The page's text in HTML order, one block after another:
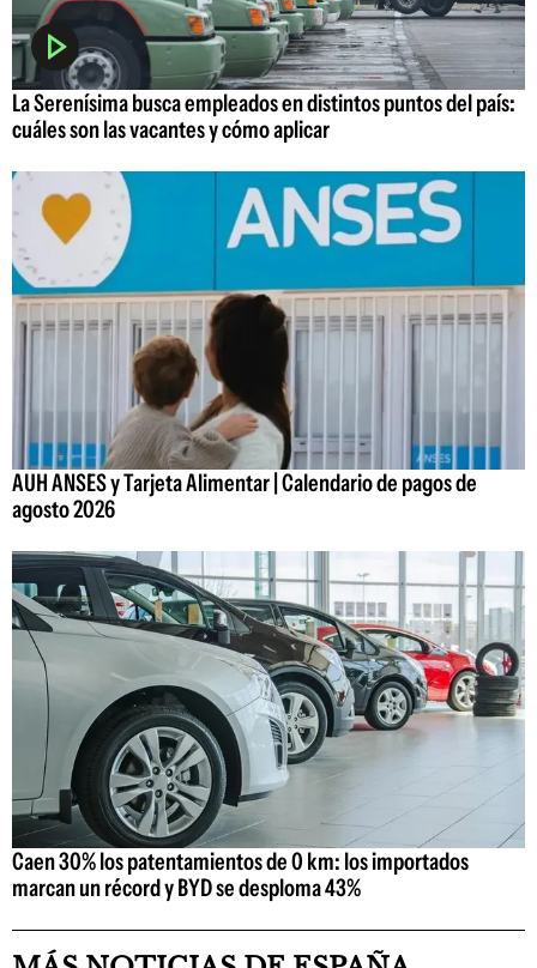
La Serenísima busca empleados en distintos puntos del país:
cuáles son las vacantes y cómo aplicar
AUH ANSES y Tarjeta Alimentar | Calendario de pagos de
agosto 2026
Caen 30% los patentamientos de 0 km: los importados
marcan un récord y BYD se desploma 43%